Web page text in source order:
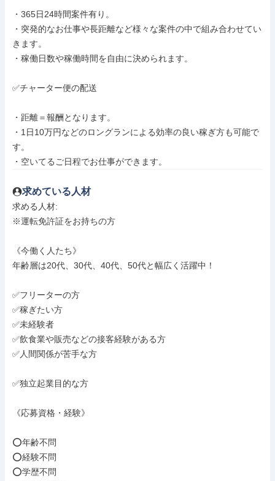
・365日24時間案件有り。
・突発的なお仕事や長距離など様々な案件の中で組み合わせてい
きます。
・稼働日数や稼働時間を自由に決められます。
✅チャーター便の配送
・距離＝報酬となります。
・1日10万円などのロングランによる効率の良い稼ぎ方も可能で
す。
・空いてるご日程でお仕事ができます。
求めている人材
求める人材:
※運転免許証をお持ちの方
《今働く人たち》
年齢層は20代、30代、40代、50代と幅広く活躍中！
✅フリーターの方
✅稼ぎたい方
✅未経験者
✅飲食業や販売などの接客経験がある方
✅人間関係が苦手な方
✅独立起業目的な方
《応募資格・経験》
⭕年齢不問
⭕経験不問
⭕学歴不問